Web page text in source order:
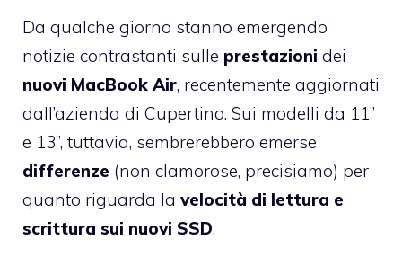
Da qualche giorno stanno emergendo
notizie contrastanti sulle prestazioni dei
nuovi MacBook Air, recentemente aggiornati
dall’azienda di Cupertino. Sui modelli da 11”
e 13”, tuttavia, sembrerebbero emerse
differenze (non clamorose, precisiamo) per
quanto riguarda la velocità di lettura e
scrittura sui nuovi SSD.